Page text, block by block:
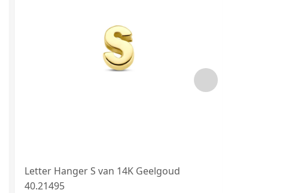
Letter Hanger S van 14K Geelgoud
40.21495